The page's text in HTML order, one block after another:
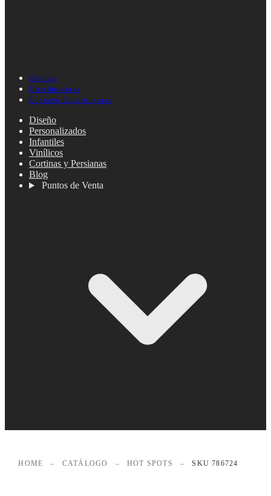
Tiendas
Distribuidores
Contacto Constructoras
Diseño
Personalizados
Infantiles
Vinílicos
Cortinas y Persianas
Blog
Puntos de Venta
HOME – CATÁLOGO – HOT SPOTS – SKU 786724